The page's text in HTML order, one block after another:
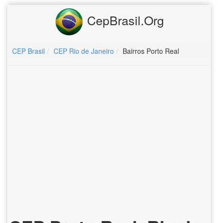
CepBrasil.Org
CEP Brasil CEP Rio de Janeiro Bairros Porto Real